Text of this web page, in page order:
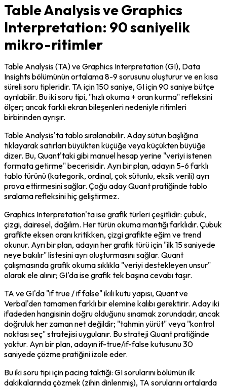
Table Analysis ve Graphics
Interpretation: 90 saniyelik
mikro-ritimler
Table Analysis (TA) ve Graphics Interpretation (GI), Data
Insights bölümünün ortalama 8-9 sorusunu oluşturur ve en kısa
süreli soru tipleridir. TA için 150 saniye, GI için 90 saniye bütçe
ayrılabilir. Bu iki soru tipi, "hızlı okuma + oran kurma" refleksini
ölçer; ancak farklı ekran bileşenleri nedeniyle ritimleri
birbirinden ayrışır.
Table Analysis'ta tablo sıralanabilir. Aday sütun başlığına
tıklayarak satırları büyükten küçüğe veya küçükten büyüğe
dizer. Bu, Quant'taki gibi manuel hesap yerine "veriyi istenen
formata getirme" becerisidir. Ayrı bir plan, adayın 5-6 farklı
tablo türünü (kategorik, ordinal, çok sütunlu, eksik verili) ayrı
prova ettirmesini sağlar. Çoğu aday Quant pratiğinde tablo
sıralama refleksini hiç geliştirmez.
Graphics Interpretation'ta ise grafik türleri çeşitlidir: çubuk,
çizgi, dairesel, dağılım. Her türün okuma mantığı farklıdır. Çubuk
grafikte eksen oranı kritikken, çizgi grafikte eğim ve trend
okunur. Ayrı bir plan, adayın her grafik türü için "ilk 15 saniyede
neye bakılır" listesini ayrı oluşturmasını sağlar. Quant
çalışmasında grafik okuma sıklıkla "veriyi destekleyen unsur"
olarak ele alınır; GI'da ise grafik tek başına cevabı taşır.
TA ve GI'da "if true / if false" ikili kutu yapısı, Quant ve
Verbal'den tamamen farklı bir elemine kalıbı gerektirir. Aday iki
ifadeden hangisinin doğru olduğunu sınamak zorundadır, ancak
doğruluk her zaman net değildir; "tahmin yürüt" veya "kontrol
noktası seç" stratejisi uygulanır. Bu strateji Quant pratiğinde
yoktur. Ayrı bir plan, adayın if-true/if-false kutusunu 30
saniyede çözme pratiğini izole eder.
Bu iki soru tipi için pacing taktiği: GI sorularını bölümün ilk
dakikalarında çözmek (zihin dinlenmiş), TA sorularını ortalarda